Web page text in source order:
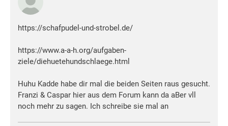
https://schafpudel-und-strobel.de/
https://www.a-a-h.org/aufgaben-
ziele/diehuetehundschlaege.html
Huhu Kadde habe dir mal die beiden Seiten raus gesucht.
Franzi & Caspar hier aus dem Forum kann da aBer vll
noch mehr zu sagen. Ich schreibe sie mal an